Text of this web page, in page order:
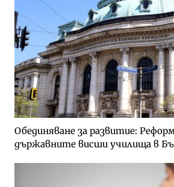
Обединяване за развитие:
държавните висши училища в